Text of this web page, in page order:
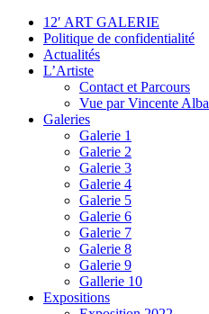
12′ ART GALERIE
Politique de confidentialité
Actualités
L’Artiste
Contact et Parcours
Vue par Vincente Alba
Galeries
Galerie 1
Galerie 2
Galerie 3
Galerie 4
Galerie 5
Galerie 6
Galerie 7
Galerie 8
Galerie 9
Gallerie 10
Expositions